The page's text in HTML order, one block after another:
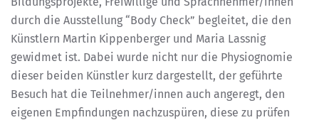
durch die Ausstellung “Body Check” begleitet, die den
Künstlern Martin Kippenberger und Maria Lassnig
gewidmet ist. Dabei wurde nicht nur die Physiognomie
dieser beiden Künstler kurz dargestellt, der geführte
Besuch hat die Teilnehmer/innen auch angeregt, den
eigenen Empfindungen nachzuspüren, diese zu prüfen